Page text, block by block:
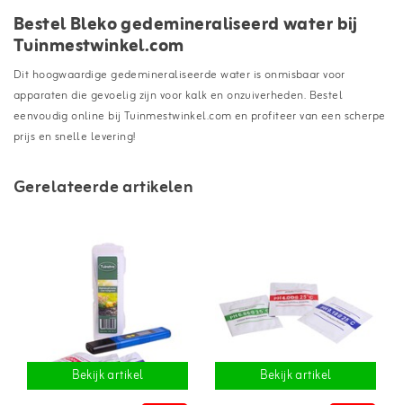
Bestel Bleko gedemineraliseerd water bij
Tuinmestwinkel.com
Dit hoogwaardige gedemineraliseerde water is onmisbaar voor
apparaten die gevoelig zijn voor kalk en onzuiverheden. Bestel
eenvoudig online bij Tuinmestwinkel.com en profiteer van een scherpe
prijs en snelle levering!
Gerelateerde artikelen
Bekijk artikel
Bekijk artikel